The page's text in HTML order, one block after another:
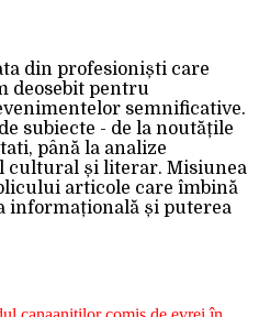
din profesioniști care
deosebit pentru
semnificative.
subiecte - de la noutățile
până la analize
cultural și literar. Misiunea
articole care îmbină
informațională și puterea